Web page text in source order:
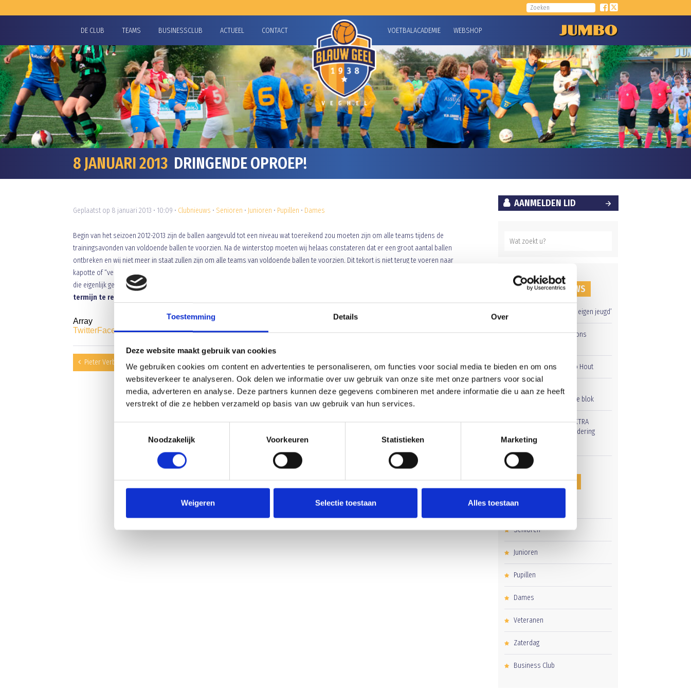
Toestemming Details Over
Deze website maakt gebruik van cookies
We gebruiken cookies om content en advertenties te personaliseren, om functies voor social media te bieden en om ons
websiteverkeer te analyseren. Ook delen we informatie over uw gebruik van onze site met onze partners voor social
media, adverteren en analyse. Deze partners kunnen deze gegevens combineren met andere informatie die u aan ze heeft
verstrekt of die ze hebben verzameld op basis van uw gebruik van hun services.
Noodzakelijk
Voorkeuren Statistieken Marketing
Weigeren Selectie toestaan Alles toestaan
DE CLUB TEAMS BUSINESSCLUB ACTUEEL CONTACT VOETBALACADEMIE WEBSHOP
8 JANUARI 2013 DRINGENDE OPROEP!
Geplaatst op 8 januari 2013 • 10:09 • Clubnieuws • Senioren • Junioren • Pupillen • Dames
Begin van het seizoen 2012-2013 zijn de ballen aangevuld tot een niveau wat toereikend zou moeten zijn om alle teams tijdens de
trainingsavonden van voldoende ballen te voorzien. Na de winterstop moeten wij helaas constateren dat er een groot aantal ballen
ontbreken en wij niet meer in staat zullen zijn om alle teams van voldoende ballen te voorzien. Dit tekort is niet terug te voeren naar
kapotte of “verloren” ballen tijdens de trainingsavonden dus het vermoeden bestaat dat er meerdere teams nog in het bezit zijn van ballen
die eigenlijk gewoon in de materiaalruimte thuishoren. Daarom het
termijn te retourneren
Array
TwitterFacebookWhatsApp
Pieter Verbruggen van Blauw Geel 2 en Roel Kouwenberg van Blauw Geel 7 organiseren een FIFA toernooi
Scoren voor het Goede Doel!
AANMELDEN LID
RECENT NIEUWS
‘Méér kansen voor de eigen jeugd’
Groot onderhoud op ons
Overwinning op Mierlo Hout
Gelijkspel in eerste
oefenwedstrijd tweede blok
Uitnodiging voor de EXTRA
Algemene Ledenvergadering
CATEGORIEËN
Clubnieuws
Senioren
Junioren
Pupillen
Dames
Veteranen
Zaterdag
Business Club